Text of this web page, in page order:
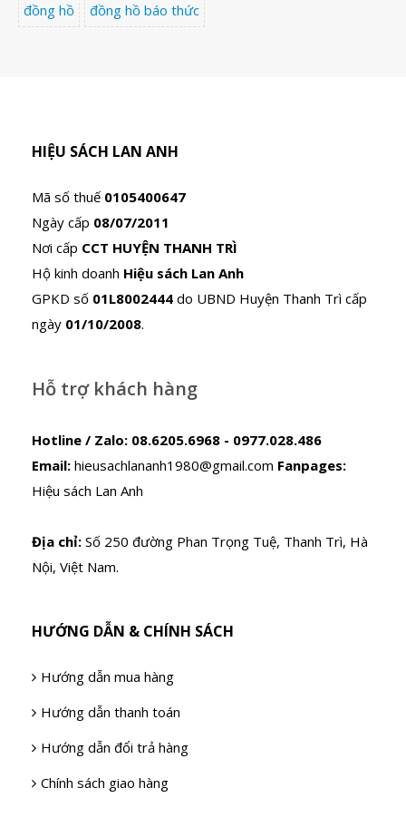
đồng hồ đồng hồ báo thức
HIỆU SÁCH LAN ANH
Mã số thuế 0105400647
Ngày cấp 08/07/2011
Nơi cấp CCT HUYỆN THANH TRÌ
Hộ kinh doanh Hiệu sách Lan Anh
GPKD số 01L8002444 do UBND Huyện Thanh Trì cấp
ngày 01/10/2008.
Hỗ trợ khách hàng
Hotline / Zalo: 08.6205.6968 - 0977.028.486
Email: hieusachlananh1980@gmail.com Fanpages:
Hiệu sách Lan Anh
Địa chỉ: Số 250 đường Phan Trọng Tuệ, Thanh Trì, Hà
Nội, Việt Nam.
HƯỚNG DẪN & CHÍNH SÁCH
Hướng dẫn mua hàng
Hướng dẫn thanh toán
Hướng dẫn đổi trả hàng
Chính sách giao hàng